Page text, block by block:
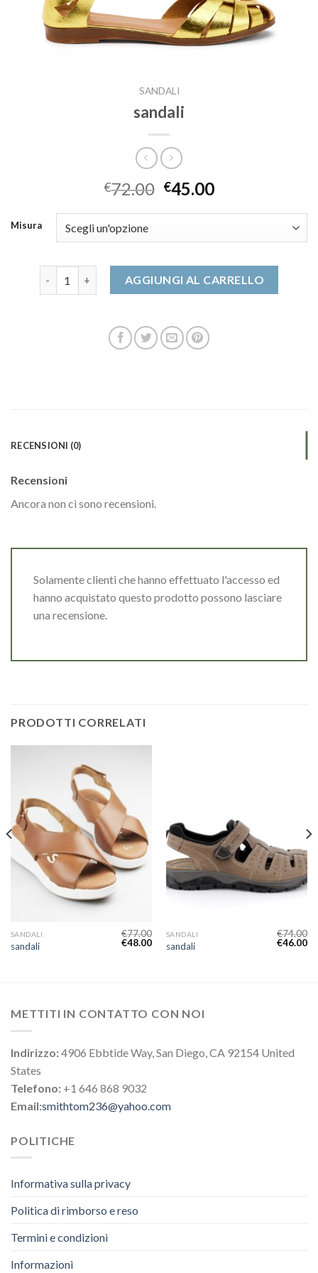
SANDALI
sandali
€72.00 €45.00
Misura
AGGIUNGI AL CARRELLO
RECENSIONI (0)
Recensioni
Ancora non ci sono recensioni.
Solamente clienti che hanno effettuato l'accesso ed
hanno acquistato questo prodotto possono lasciare
una recensione.
PRODOTTI CORRELATI
SANDALI
sandali
€77.00
€48.00
SANDALI
sandali
€74.00
€46.00
METTITI IN CONTATTO CON NOI
Indirizzo:4906 Ebbtide Way, San Diego, CA 92154 United
States
Telefono: +1 646 868 9032
Email:smithtom236@yahoo.com
POLITICHE
Informativa sulla privacy
Politica di rimborso e reso
Termini e condizioni
Informazioni